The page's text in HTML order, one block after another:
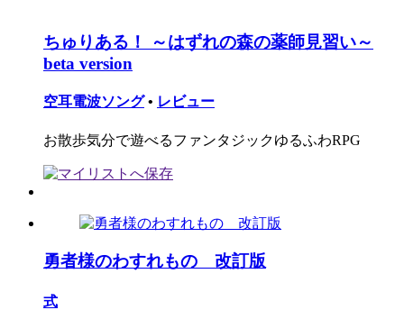
ちゅりある！ ～はずれの森の薬師見習い～
beta version
空耳電波ソング • レビュー
お散歩気分で遊べるファンタジックゆるふわRPG
勇者様のわすれもの 改訂版
式